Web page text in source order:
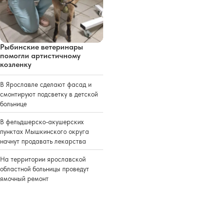
Рыбинские ветеринары
помогли артистичному
козленку
В Ярославле сделают фасад и
смонтируют подсветку в детской
больнице
В фельдшерско-акушерских
пунктах Мышкинского округа
начнут продавать лекарства
На территории ярославской
областной больницы проведут
ямочный ремонт